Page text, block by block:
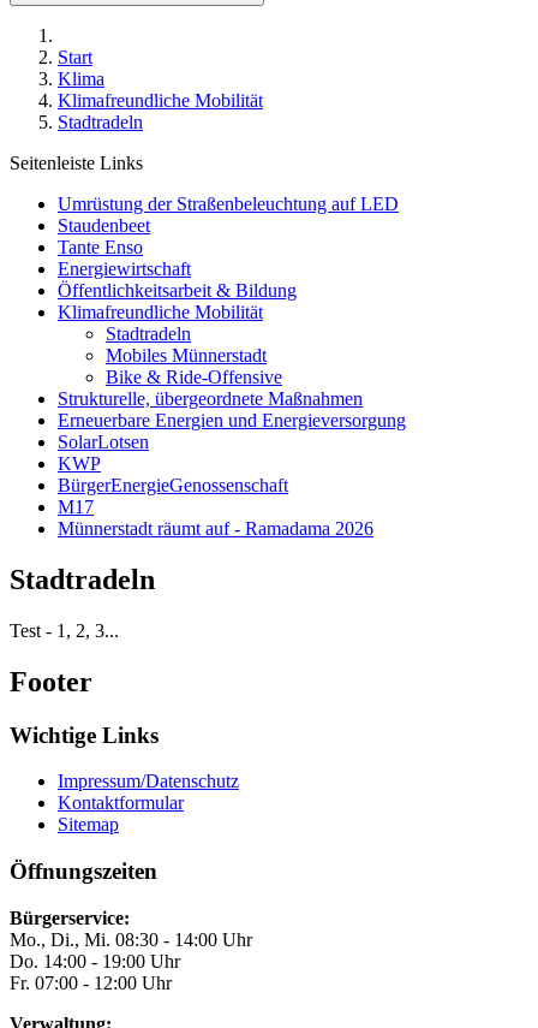
Start
Klima
Klimafreundliche Mobilität
Stadtradeln
Seitenleiste Links
Umrüstung der Straßenbeleuchtung auf LED
Staudenbeet
Tante Enso
Energiewirtschaft
Öffentlichkeitsarbeit & Bildung
Klimafreundliche Mobilität
Stadtradeln
Mobiles Münnerstadt
Bike & Ride-Offensive
Strukturelle, übergeordnete Maßnahmen
Erneuerbare Energien und Energieversorgung
SolarLotsen
KWP
BürgerEnergieGenossenschaft
M17
Münnerstadt räumt auf - Ramadama 2026
Stadtradeln
Test - 1, 2, 3...
Footer
Wichtige Links
Impressum/Datenschutz
Kontaktformular
Sitemap
Öffnungszeiten
Bürgerservice:
Mo., Di., Mi. 08:30 - 14:00 Uhr
Do. 14:00 - 19:00 Uhr
Fr. 07:00 - 12:00 Uhr
Verwaltung: